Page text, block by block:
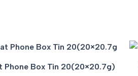
Phone Box Tin 20(20×20.7g)